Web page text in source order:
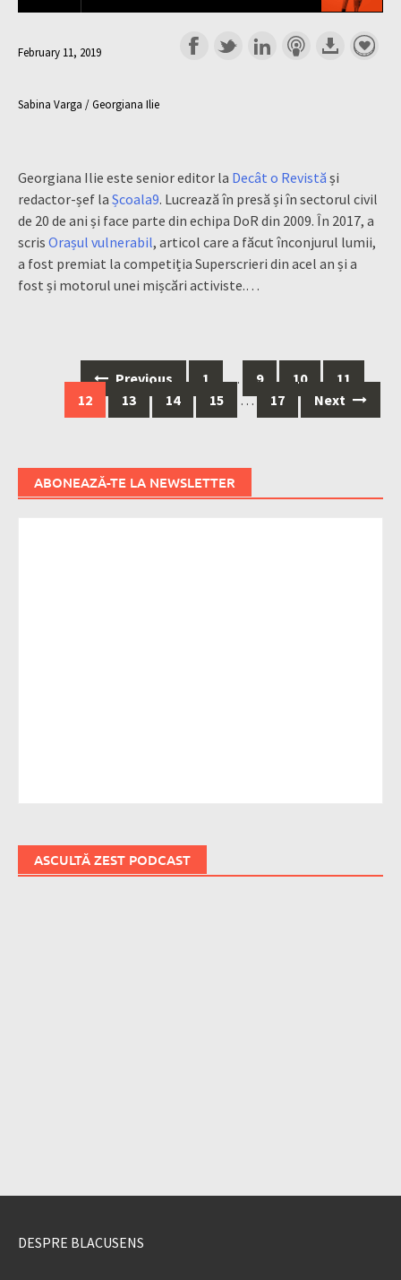
February 11, 2019
Sabina Varga / Georgiana Ilie
Georgiana Ilie este senior editor la Decât o Revistă și
redactor-șef la Școala9. Lucrează în presă și în sectorul civil
de 20 de ani și face parte din echipa DoR din 2009. În 2017, a
scris Orașul vulnerabil, articol care a făcut înconjurul lumii,
a fost premiat la competiția Superscrieri din acel an și a
fost și motorul unei mișcări activiste.…
navigation
Previous 1 … 9 10
11
12
13 14 15 … 17 Next
ABONEAZĂ-TE LA NEWSLETTER
ASCULTĂ ZEST PODCAST
DESPRE BLACUSENS